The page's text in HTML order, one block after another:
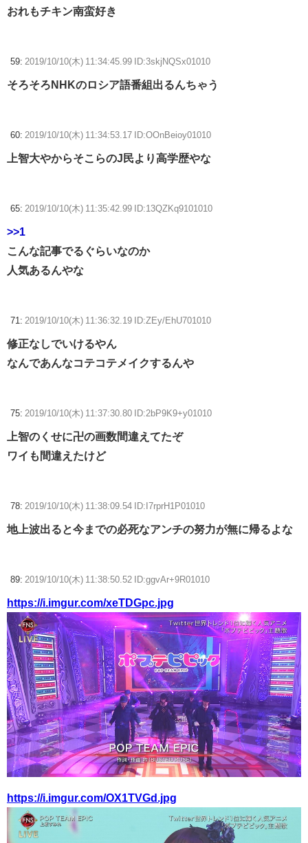
おれもチキン南蛮好き
59: 2019/10/10(木) 11:34:45.99 ID:3skjNQSx01010
そろそろNHKのロシア語番組出るんちゃう
60: 2019/10/10(木) 11:34:53.17 ID:OOnBeioy01010
上智大やからそこらのJ民より高学歴やな
65: 2019/10/10(木) 11:35:42.99 ID:13QZKq9101010
>>1
こんな記事でるぐらいなのか
人気あるんやな
71: 2019/10/10(木) 11:36:32.19 ID:ZEy/EhU701010
修正なしでいけるやん
なんであんなコテコテメイクするんや
75: 2019/10/10(木) 11:37:30.80 ID:2bP9K9+y01010
上智のくせに卍の画数間違えてたぞ
ワイも間違えたけど
78: 2019/10/10(木) 11:38:09.54 ID:I7rprH1P01010
地上波出ると今までの必死なアンチの努力が無に帰るよな
89: 2019/10/10(木) 11:38:50.52 ID:ggvAr+9R01010
https://i.imgur.com/xeTDGpc.jpg
https://i.imgur.com/OX1TVGd.jpg